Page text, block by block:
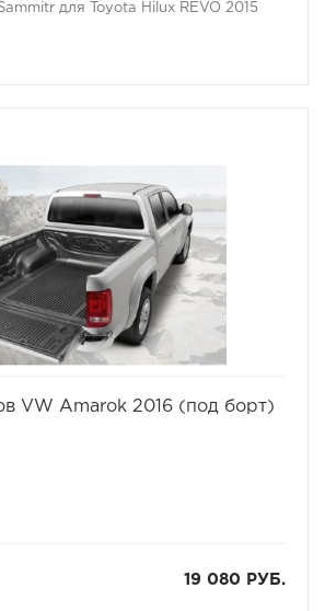
для Toyota Hilux REVO 2015
VW Amarok 2016 (под борт)
19 080 РУБ.